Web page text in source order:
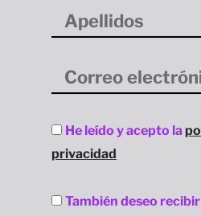
Apellidos
Correo
electrónico
Aceptación
He leído y acepto la
privacidad
Aceptación
También deseo